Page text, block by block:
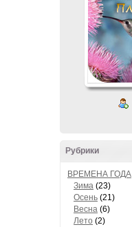
Рубрики
ВРЕМЕНА ГОДА
Зима (23)
Осень (21)
Весна (6)
Лето (2)